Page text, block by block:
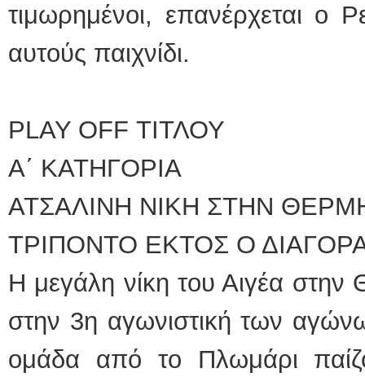
τιμωρημένοι, επανέρχεται ο
αυτούς παιχνίδι.
PLAY OFF ΤΙΤΛΟΥ
Α΄ ΚΑΤΗΓΟΡΙΑ
ΑΤΣΑΛΙΝΗ ΝΙΚΗ ΣΤΗΝ
ΤΡΙΠΟΝΤΟ ΕΚΤΟΣ Ο
Η μεγάλη νίκη του Αιγέα στην
στην 3η αγωνιστική των
ομάδα από το Πλωμάρι